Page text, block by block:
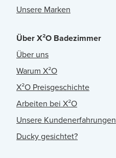
Unsere Marken
Über X²O Badezimmer
Über uns
Warum X²O
X²O Preisgeschichte
Arbeiten bei X²O
Unsere Kundenerfahrungen
Ducky gesichtet?